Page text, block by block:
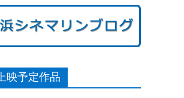
映予定作品